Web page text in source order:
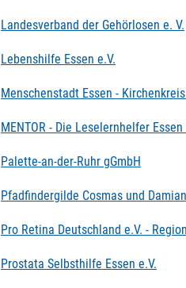
Landesverband der Gehörlosen e. V.
Lebenshilfe Essen e.V.
Menschenstadt Essen -
MENTOR - Die Leselernhelfer Essen
Palette-an-der-Ruhr gGmbH
Pfadfindergilde Cosmas und
Pro Retina Deutschland e.V. -
Prostata Selbsthilfe Essen e.V.